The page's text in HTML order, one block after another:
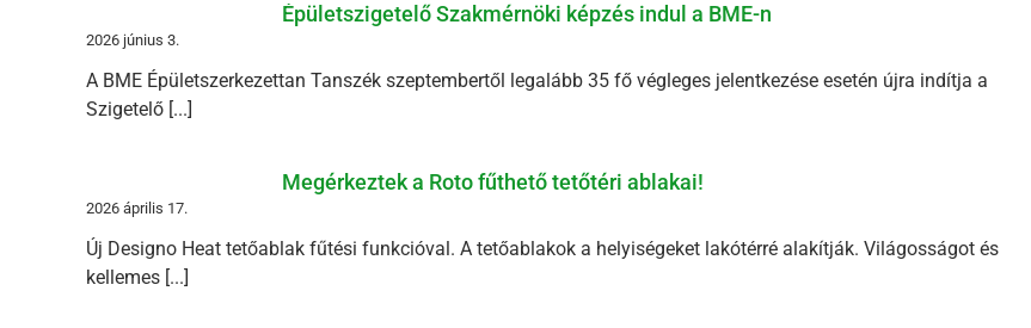
Épületszigetelő Szakmérnöki képzés indul a BME-n
2026 június 3.
A BME Épületszerkezettan Tanszék szeptembertől legalább 35 fő végleges jelentkezése esetén újra indítja a
Szigetelő [...]
Megérkeztek a Roto fűthető tetőtéri ablakai!
2026 április 17.
Új Designo Heat tetőablak fűtési funkcióval. A tetőablakok a helyiségeket lakótérré alakítják. Világosságot és
kellemes [...]